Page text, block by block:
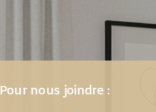
Pour nous joindre :